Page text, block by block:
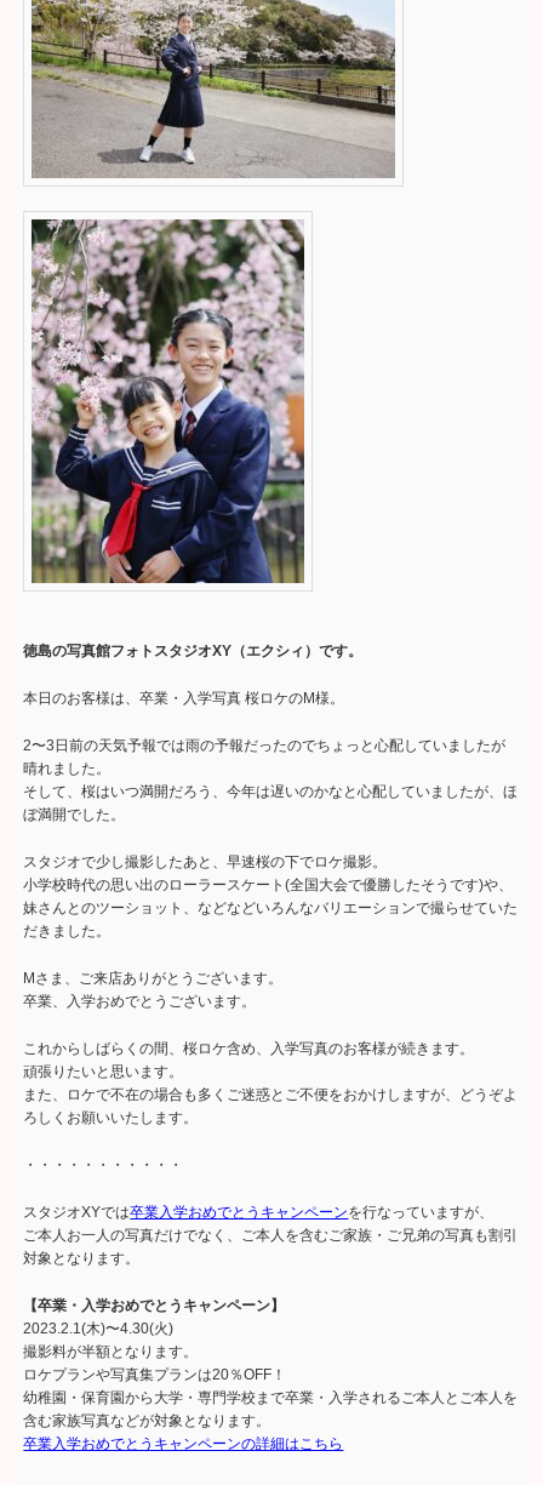
徳島の写真館フォトスタジオXY（エクシィ）です。
本日のお客様は、卒業・入学写真 桜ロケのM様。
2〜3日前の天気予報では雨の予報だったのでちょっと心配していましたが
晴れました。
そして、桜はいつ満開だろう、今年は遅いのかなと心配していましたが、ほ
ぼ満開でした。
スタジオで少し撮影したあと、早速桜の下でロケ撮影。
小学校時代の思い出のローラースケート(全国大会で優勝したそうです)や、
妹さんとのツーショット、などなどいろんなバリエーションで撮らせていた
だきました。
Mさま、ご来店ありがとうございます。
卒業、入学おめでとうございます。
これからしばらくの間、桜ロケ含め、入学写真のお客様が続きます。
頑張りたいと思います。
また、ロケで不在の場合も多くご迷惑とご不便をおかけしますが、どうぞよ
ろしくお願いいたします。
・・・・・・・・・・・
スタジオXYでは卒業入学おめでとうキャンペーンを行なっていますが、
ご本人お一人の写真だけでなく、ご本人を含むご家族・ご兄弟の写真も割引
対象となります。
【卒業・入学おめでとうキャンペーン】
2023.2.1(木)〜4.30(火)
撮影料が半額となります。
ロケプランや写真集プランは20％OFF！
幼稚園・保育園から大学・専門学校まで卒業・入学されるご本人とご本人を
含む家族写真などが対象となります。
卒業入学おめでとうキャンペーンの詳細はこちら